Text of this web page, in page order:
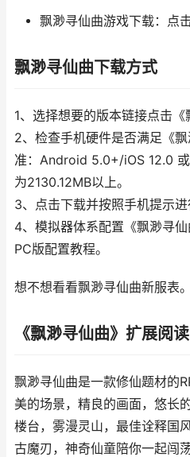
飘渺寻仙曲游戏下载：点
飘渺寻仙曲下载方式
1、选择想要的版本链接点击《
2、检查手机硬件是否满足《
准：Android 5.0+/iOS 12.0
为2130.12MB以上。
3、点击下载并按照手机提示进
4、模拟器体系配置《飘渺寻
PC版配置教程。
想不想看看飘渺寻仙曲新服表。
《飘渺寻仙曲》扩展阅读
飘渺寻仙曲是一款修仙题材的
美的场景，精良的画面，悠长
楼台，雾漫灵山，最佳诠释国
古魔刃，神奇仙童陪你一起闯